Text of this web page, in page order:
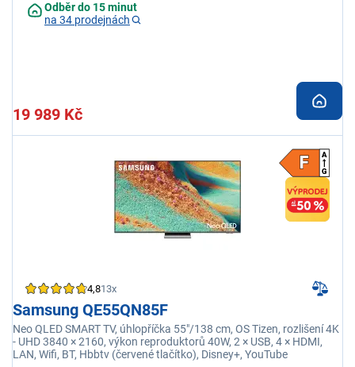
Odběr do 15 minut
na 34 prodejnách
19 989 Kč
4,813x
Samsung QE55QN85F
Neo QLED SMART TV, úhlopříčka 55"/138 cm, OS Tizen, rozlišení 4K
- UHD 3840 × 2160, výkon reproduktorů 40W, 2 × USB, 4 × HDMI,
LAN, Wifi, BT, Hbbtv (červené tlačítko), Disney+, YouTube